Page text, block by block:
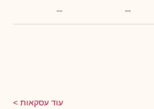
--
--
עוד עסקאות